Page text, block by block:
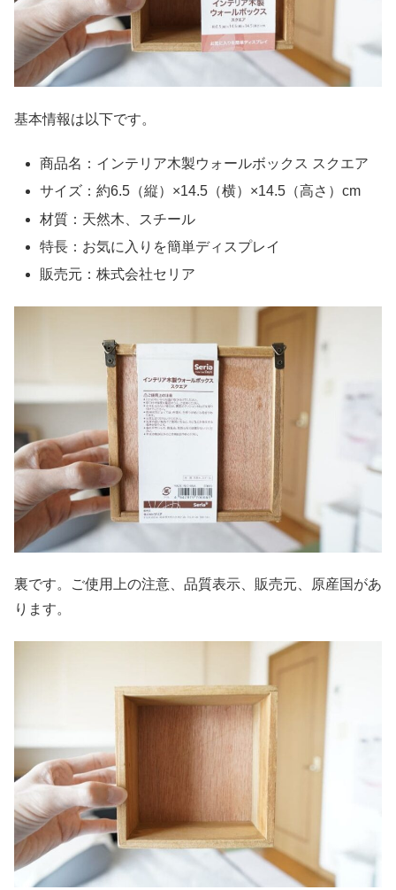
基本情報は以下です。
商品名：インテリア木製ウォールボックス スクエア
サイズ：約6.5（縦）×14.5（横）×14.5（高さ）cm
材質：天然木、スチール
特長：お気に入りを簡単ディスプレイ
販売元：株式会社セリア
裏です。ご使用上の注意、品質表示、販売元、原産国があ
ります。